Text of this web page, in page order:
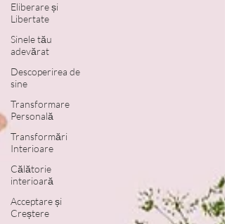
Eliberare și
Libertate
Sinele tău
adevărat
Descoperirea de
sine
Transformare
Personală
Transformări
Interioare
Călătorie
interioară
Acceptare și
Creștere